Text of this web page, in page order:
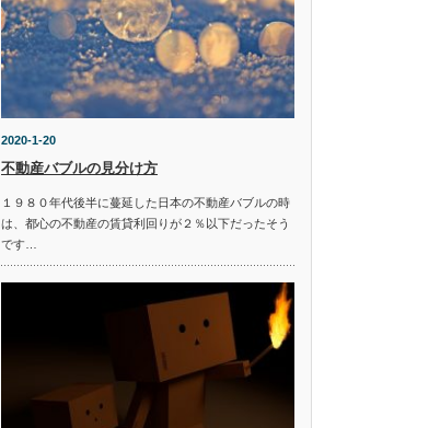
2020-1-20
不動産バブルの見分け方
１９８０年代後半に蔓延した日本の不動産バブルの時
は、都心の不動産の賃貸利回りが２％以下だったそう
です…